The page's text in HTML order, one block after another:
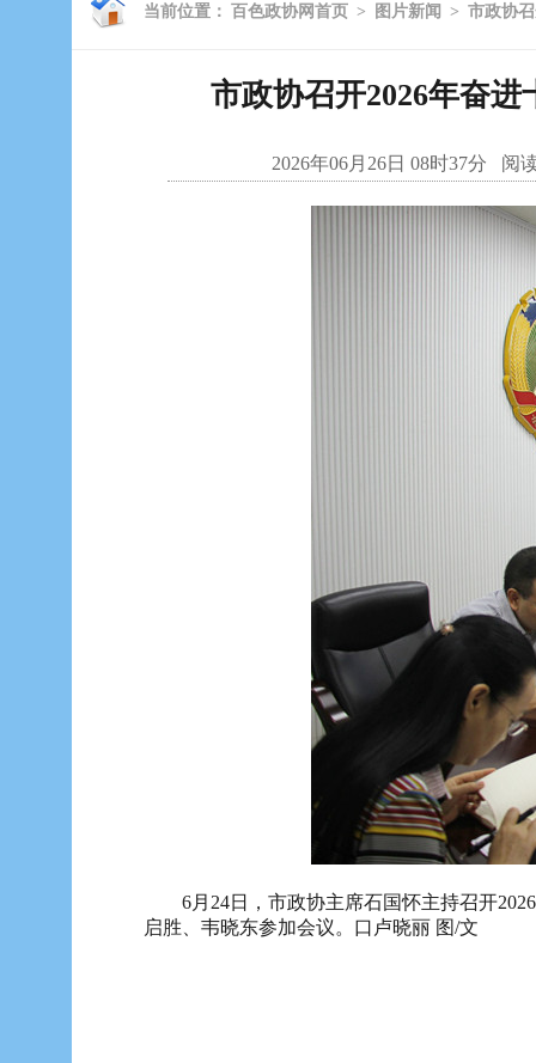
当前位置： 百色政协网首页 > 图片新闻 > 市政协
市政协召开2026年奋
2026年06月26日 08时37分 阅
6月24日，市政协主席石国怀主持召开
启胜、韦晓东参加会议。 口卢晓丽 图/文